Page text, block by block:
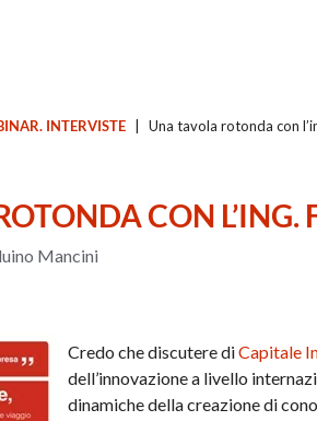
INTERVISTE Una tavola rotonda con
CON L’ING.
Mancini
Credo che discutere diCapitale
dell’innovazione a livello
dinamiche della creazione di